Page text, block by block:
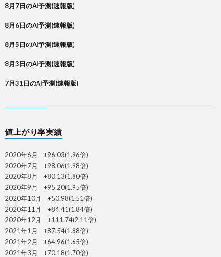
8月7日のAI予測(速報版)
8月6日のAI予測(速報版)
8月5日のAI予測(速報版)
8月3日のAI予測(速報版)
7月31日のAI予測(速報版)
値上がり率実績
2020年6月 +96.03(1.96倍)
2020年7月 +98.06(1.98倍)
2020年8月 +80.13(1.80倍)
2020年9月 +95.20(1.95倍)
2020年10月 +50.98(1.51倍)
2020年11月 +84.41(1.84倍)
2020年12月 +111.74(2.11倍)
2021年1月 +87.54(1.88倍)
2021年2月 +64.96(1.65倍)
2021年3月 +70.18(1.70倍)